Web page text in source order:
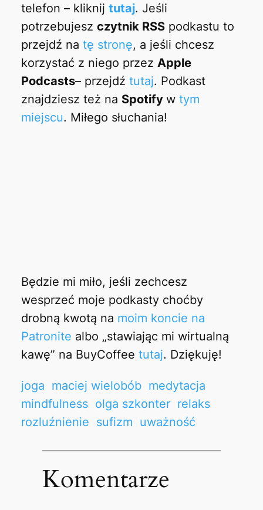
telefon – kliknij tutaj. Jeśli
potrzebujesz czytnik RSSpodkastu to
przejdź na tę stronę, a jeśli chcesz
korzystać z niego przez Apple
Podcasts– przejdź tutaj. Podkast
znajdziesz też na Spotify w tym
miejscu. Miłego słuchania!
Będzie mi miło, jeśli zechcesz
wesprzeć moje podkasty choćby
drobną kwotą na moim koncie na
Patronite albo „stawiając mi wirtualną
kawę” na BuyCoffee tutaj. Dziękuję!
joga maciej wielobób medytacja
mindfulness olga szkonter relaks
rozluźnienie sufizm uważność
Komentarze